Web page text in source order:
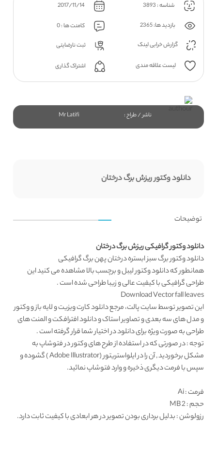
شناسه : 3893 2017/11/14
بازدید ها: 2365
کامنت ها : 0
گزارش خرابی لینک
ثبت نارضایتی
لیست علاقه مندی اشتراک گذاری
ناشر / طراح : Mr Latifi
دانلود وکتور ریزش برگ درختان
توضیحات
دانلود وکتور گرافیکی ریزش برگ درختان
دانلود وکتوربرگ سبز ابستره درختان پهن برگ گرافیکی
همانطور کهدانلود وکتور لیبل و برچسببالا مشاهده می کنید این
طراحی گرافیکیبا کیفیت عالی و زیبا طراحی شده است .
Download Vector fall leaves
این تصویر توسط سایت پالت، مرجعدانلود کارت ویزیتو لایه باز و وکتور
و مدل های سه بعدی و تصاویر استاک و دانلود افترافکت و المنت های
طراحی به صورت ویژه برای دانلود در اختیار شما قرار گرفته است .
توجه : در صورتی که در استفاده از طرح های وکتور در فتوشاپ به
مشکل برخوردید , آن را در ایلواستریتور (Adobe Illustrator ) گشوده و
سپس با فرمت دیگری ذخیره و وارد فتوشاپ نمائید.
فرمت: Ai
حجم : 2 MB
رزولوشن: بدلیل برداری بودن تصویر در هر ابعادی با کیفیت ثابت دارد.